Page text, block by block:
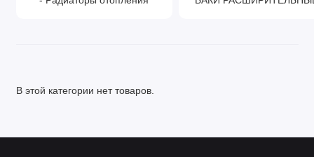
В этой категории нет товаров.